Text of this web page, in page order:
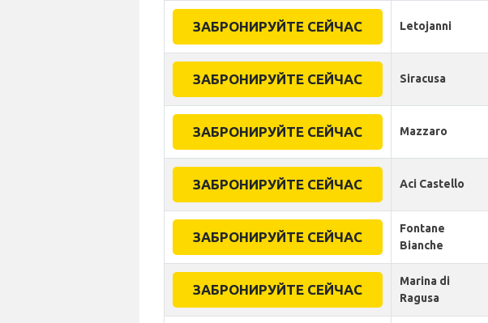
ЗАБРОНИРУЙТЕ СЕЙЧАС Letojanni
ЗАБРОНИРУЙТЕ СЕЙЧАС Siracusa
ЗАБРОНИРУЙТЕ СЕЙЧАС Mazzaro
ЗАБРОНИРУЙТЕ СЕЙЧАС Aci Castello
ЗАБРОНИРУЙТЕ СЕЙЧАС
Fontane
Bianche
ЗАБРОНИРУЙТЕ СЕЙЧАС
Marina di
Ragusa